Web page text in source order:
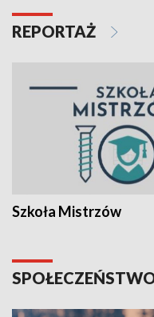
REPORTAŻ
Szkoła Mistrzów